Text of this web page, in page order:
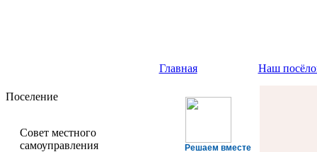
Главная Наш
Поселение
Совет местного
самоуправления
Решаем вместе